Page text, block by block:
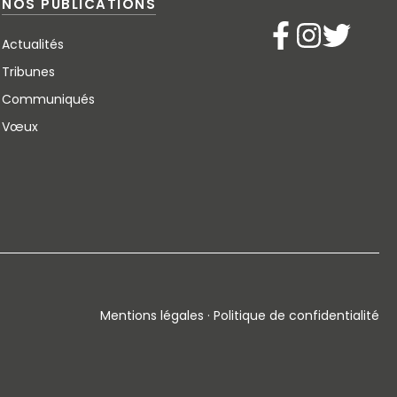
NOS PUBLICATIONS
Actualités
Tribunes
Communiqués
Vœux
Mentions légales · Politique de confidentialité